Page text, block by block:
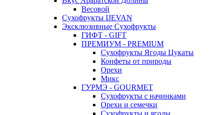
Весовой
Сухофрукты IJEVAN
Эксклюзивные Сухофрукты
ГИФТ - GIFT
ПРЕМИУМ - PREMIUM
Сухофрукты Ягоды Цукаты
Конфеты от природы
Орехи
Микс
ГУРМЭ - GOURMET
Сухофрукты с начинками
Орехи и семечки
Сухофрукты и ягоды